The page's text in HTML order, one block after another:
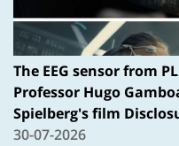
The EEG sensor from
Professor Hugo
Spielberg's film
30-07-2026